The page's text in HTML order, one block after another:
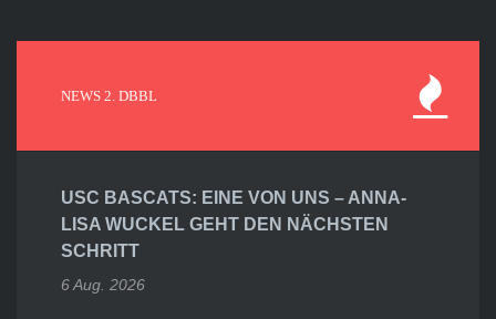
NEWS 2. DBBL
USC BASCATS: EINE VON UNS – ANNA-
LISA WUCKEL GEHT DEN NÄCHSTEN
SCHRITT
6 Aug. 2026